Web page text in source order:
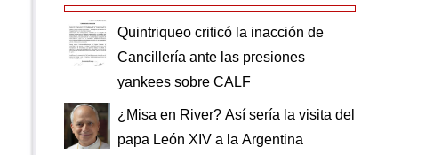
Quintriqueo criticó la inacción de
Cancillería ante las presiones
yankees sobre CALF
¿Misa en River? Así sería la visita del
papa León XIV a la Argentina